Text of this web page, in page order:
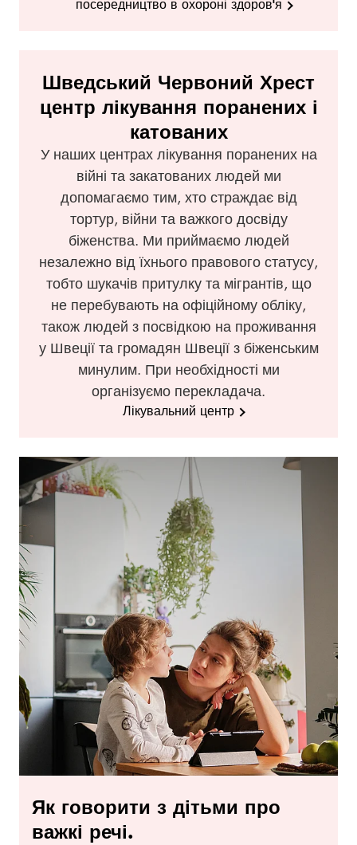
посередництво в охороні здоров'я
Шведський Червоний Хрест
центр лікування поранених і
катованих
У наших центрах лікування поранених на
війні та закатованих людей ми
допомагаємо тим, хто страждає від
тортур, війни та важкого досвіду
біженства. Ми приймаємо людей
незалежно від їхнього правового статусу,
тобто шукачів притулку та мігрантів, що
не перебувають на офіційному обліку,
також людей з посвідкою на проживання
у Швеції та громадян Швеції з біженським
минулим. При необхідності ми
організуємо перекладача.
Лікувальний центр
Як говорити з дітьми про
важкі речі.